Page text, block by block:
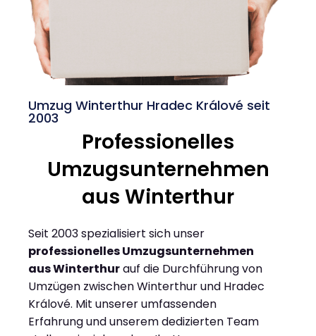
Umzug Winterthur Hradec Králové seit
2003
Professionelles
Umzugsunternehmen
aus Winterthur
Seit 2003 spezialisiert sich unser
professionelles Umzugsunternehmen
aus Winterthurauf die Durchführung von
Umzügen zwischen Winterthur und Hradec
Králové. Mit unserer umfassenden
Erfahrung und unserem dedizierten Team